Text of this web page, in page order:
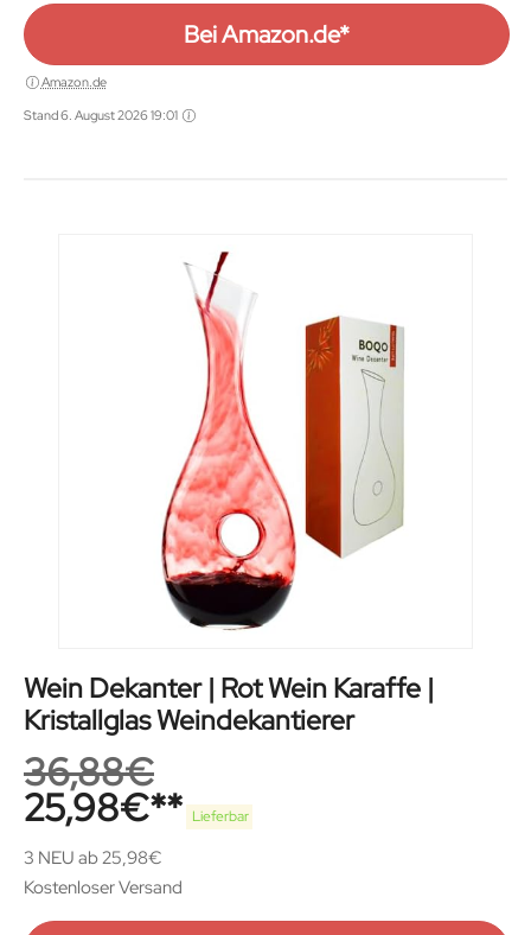
Bei Amazon.de*
Amazon.de
Stand 6. August 2026 19:01
Wein Dekanter | Rot Wein Karaffe |
Kristallglas Weindekantierer
36,88€
25,98€ Lieferbar
3 NEU ab 25,98€
Kostenloser Versand